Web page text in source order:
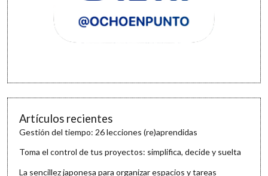
Artículos recientes
Gestión del tiempo: 26 lecciones (re)aprendidas
Toma el control de tus proyectos: simplifica, decide y suelta
La sencillez japonesa para organizar espacios y tareas